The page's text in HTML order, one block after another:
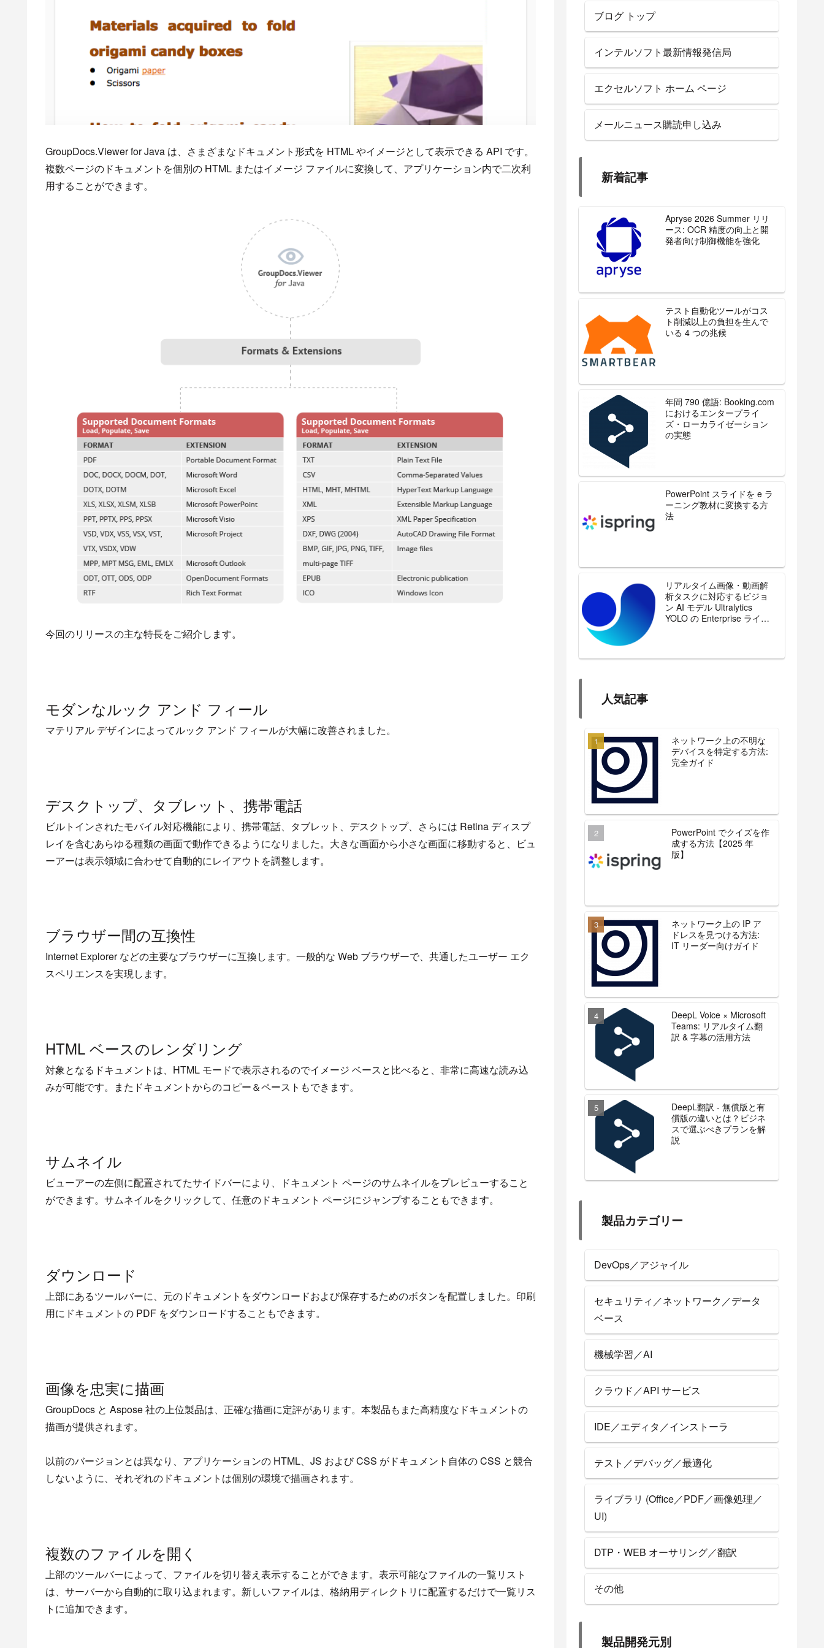
GroupDocs.Viewer for Java は、さまざまなドキュメント形式を HTML やイメージとして表示できる API です。
複数ページのドキュメントを個別の HTML またはイメージ ファイルに変換して、アプリケーション内で二次利
用することができます。
今回のリリースの主な特長をご紹介します。
モダンなルック アンド フィール
マテリアル デザインによってルック アンド フィールが大幅に改善されました。
デスクトップ、タブレット、携帯電話
ビルトインされたモバイル対応機能により、携帯電話、タブレット、デスクトップ、さらには Retina ディスプ
レイを含むあらゆる種類の画面で動作できるようになりました。大きな画面から小さな画面に移動すると、ビュ
ーアーは表示領域に合わせて自動的にレイアウトを調整します。
ブラウザー間の互換性
Internet Explorer などの主要なブラウザーに互換します。一般的な Web ブラウザーで、共通したユーザー エク
スペリエンスを実現します。
HTML ベースのレンダリング
対象となるドキュメントは、HTML モードで表示されるのでイメージ ベースと比べると、非常に高速な読み込
みが可能です。またドキュメントからのコピー＆ペーストもできます。
サムネイル
ビューアーの左側に配置されてたサイドバーにより、ドキュメント ページのサムネイルをプレビューすること
ができます。サムネイルをクリックして、任意のドキュメント ページにジャンプすることもできます。
ダウンロード
上部にあるツールバーに、元のドキュメントをダウンロードおよび保存するためのボタンを配置しました。印刷
用にドキュメントの PDF をダウンロードすることもできます。
画像を忠実に描画
GroupDocs と Aspose 社の上位製品は、正確な描画に定評があります。本製品もまた高精度なドキュメントの
描画が提供されます。
以前のバージョンとは異なり、アプリケーションの HTML、JS および CSS がドキュメント自体の CSS と競合
しないように、それぞれのドキュメントは個別の環境で描画されます。
複数のファイルを開く
上部のツールバーによって、ファイルを切り替え表示することができます。表示可能なファイルの一覧リスト
は、サーバーから自動的に取り込まれます。新しいファイルは、格納用ディレクトリに配置するだけで一覧リス
トに追加できます。
ブログ トップ
インテルソフト最新情報発信局
エクセルソフト ホーム ページ
メールニュース購読申し込み
新着記事
Apryse 2026 Summer リリ
ース: OCR 精度の向上と開
発者向け制御機能を強化
テスト自動化ツールがコス
ト削減以上の負担を生んで
いる 4 つの兆候
年間 790 億語: Booking.com
におけるエンタープライ
ズ・ローカライゼーション
の実態
PowerPoint スライドを e ラ
ーニング教材に変換する方
法
リアルタイム画像・動画解
析タスクに対応するビジョ
ン AI モデル Ultralytics
YOLO の Enterprise ライセ
人気記事
ネットワーク上の不明な
デバイスを特定する方法:
完全ガイド
PowerPoint でクイズを作
成する方法【2025 年
版】
ネットワーク上の IP ア
ドレスを見つける方法:
IT リーダー向けガイド
DeepL Voice × Microsoft
Teams: リアルタイム翻
訳 & 字幕の活用方法
DeepL翻訳 - 無償版と有
償版の違いとは？ビジネ
スで選ぶべきプランを解
説
製品カテゴリー
DevOps／アジャイル
セキュリティ／ネットワーク／データ
ベース
機械学習／AI
クラウド／API サービス
IDE／エディタ／インストーラ
テスト／デバッグ／最適化
ライブラリ (Office／PDF／画像処理／
UI)
DTP・WEB オーサリング／翻訳
その他
製品開発元別